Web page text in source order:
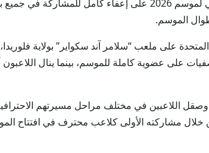
وبموجب النظام الجديد، يحصل أفضل 40 لاعباً في الترتيب النهائي
الموسم.
على ملعب “سلامر آند سكواير” بولاية
اللاعبين في مختلف مراحل مسيرتهم
مشاركته الأولى كلاعب محترف في افتتاح